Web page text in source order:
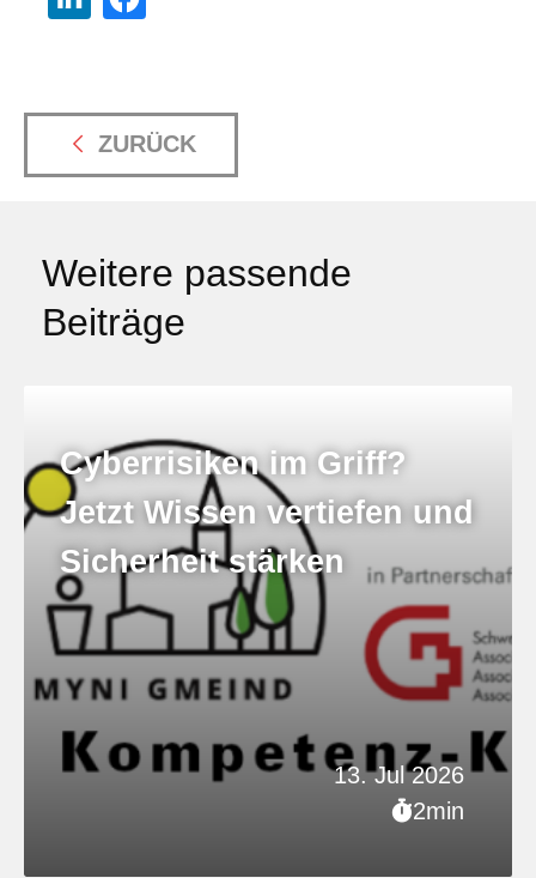
ZURÜCK
Weitere passende
Beiträge
13. Jul 2026
2min
Cyberrisiken im Griff?
Jetzt Wissen vertiefen und
Sicherheit stärken